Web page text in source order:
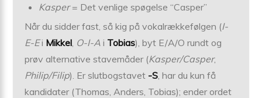
Kasper= Det venlige spøgelse “Casper”
Når du sidder fast, så kig på vokalrækkefølgen (I-
E-Ei Mikkel O-I-A i Tobias), byt E/A/O rundt og
prøv alternative stavemåder (Kasper/Casper,
Philip/Filip). Er slutbogstavet -S , har du kun få
kandidater (Thomas, Anders, Tobias); ender ordet